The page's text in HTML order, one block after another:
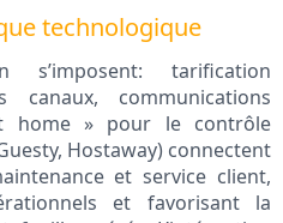
technologique
s’imposent: tarification
canaux, communications
home » pour le contrôle
Hostaway) connectent
et service client,
et favorisant la